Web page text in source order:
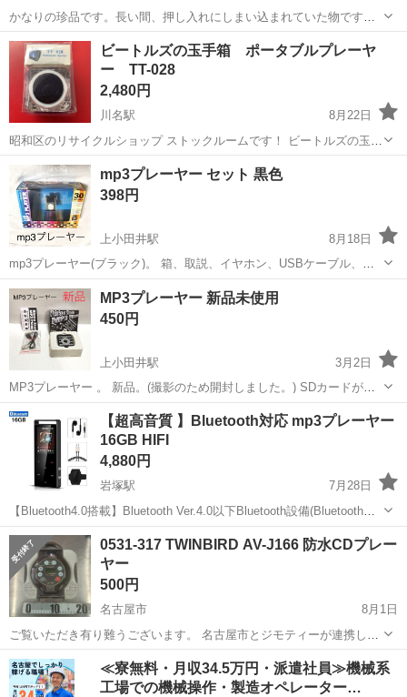
かなりの珍品です。長い間、押し入れにしまい込まれていた物です。
商品名は、EPSON 型番MK-100N1です。カセットタイプで単三乾電池
4本で動作します。各種スイッチ、ボタン動作確認済みです。
愛知 名古屋市 太閤通駅 ポータブルプレーヤー 珍品
ビートルズの玉手箱 ポータブルプレーヤ
ー TT-028
2,480円
川名駅
8月22日
昭和区のリサイクルショップ ストックルームです！ ビートルズの玉手
箱 ポータブルプレーヤー TT-028 ※取扱説明書付き 動作確認済み。
付属品は画像に写っている物のみです。 中古品ですので、ご理解ある
方の...
愛知 名古屋市 川名駅 ポータブルプレーヤー
mp3プレーヤー セット 黒色
398円
上小田井駅
8月18日
mp3プレーヤー(ブラック)。 箱、取説、イヤホン、USBケーブル、付
属品全て揃っています。 メモリーは、microSDカードを使用します。
(SDカードは付属しません) 日本語対応液晶モニター付きで曲名の表示
も可能です...
愛知 名古屋市 上小田井駅 ポータブルプレーヤー
mp3プレーヤー
MP3プレーヤー 新品未使用
450円
上小田井駅
3月2日
MP3プレーヤー 。 新品。(撮影のため開封しました。) SDカードが使
用可能です。 単四電池1本で使用可能です。 ステレオイヤホン、通信
ケーブル、取扱説明書、箱を付属します。 プロフィールをご...
愛知 名古屋市 上小田井駅 ポータブルプレーヤー
MP3プレーヤー
【超高音質 】Bluetooth対応 mp3プレーヤー
16GB HIFI
4,880円
岩塚駅
7月28日
【Bluetooth4.0搭載】Bluetooth Ver.4.0以下Bluetooth設備(Bluetoothイ
ヤホン、ヘッドホンとスピーカーなど)との接続が可能です。日常/アウ
トドア運動/車載など場合に大活躍です。 ...
愛知 名古屋市 ポータブルプレーヤー Bluetooth
0531-317 TWINBIRD AV-J166 防水CDプレー
ヤー
500円
名古屋市
8月1日
ご覧いただき有り難うございます。 名古屋市とジモティーが連携して
運営しています。 粗⼤ごみ等の減量を⽬的にまだ使えるものをリユー
スしています。 ★★★★★ ご自宅にある不要品を是非ジモティースポ
ットへお持...
愛知 名古屋市 ポータブルプレーヤー リユース
≪寮無料・月収34.5万円・派遣社員≫機械系
工場での機械操作・製造オペレーター…